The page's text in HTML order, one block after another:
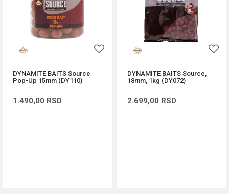
DYNAMITE BAITS Source
Pop-Up 15mm (DY110)
1.490,00 RSD
DYNAMITE BAITS Source,
18mm, 1kg (DY072)
2.699,00 RSD